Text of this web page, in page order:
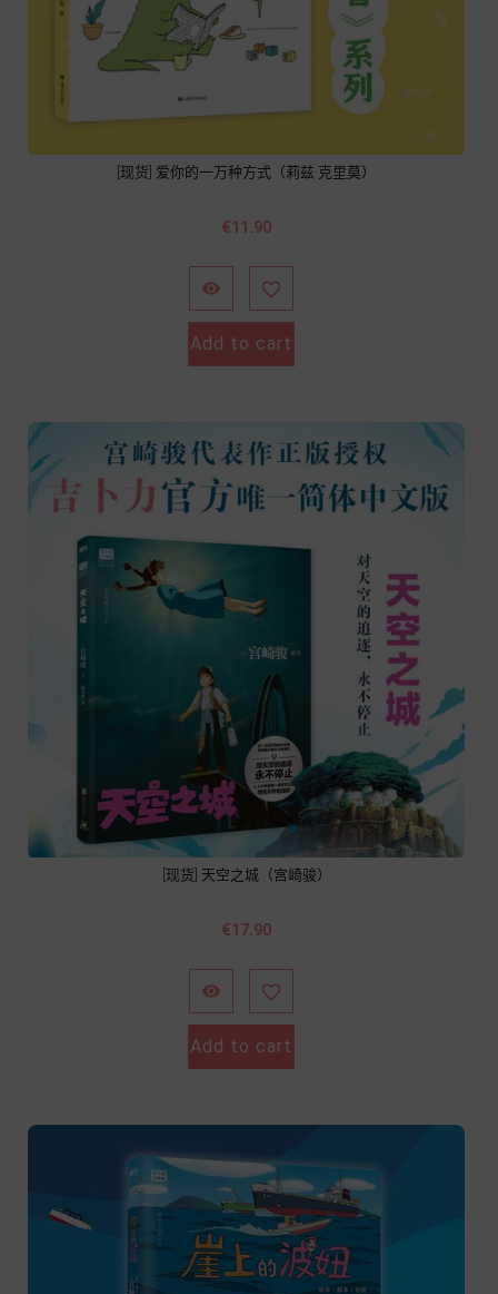
[现货] 爱你的一万种方式（莉兹·克里莫）
Price
€11.90
 
Add to cart
[现货] 天空之城（宫崎骏）
Price
€17.90
 
Add to cart